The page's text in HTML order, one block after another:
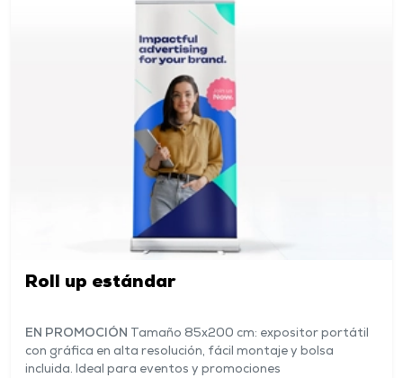
Roll up estándar
EN PROMOCIÓN Tamaño 85x200 cm: expositor portátil
con gráfica en alta resolución, fácil montaje y bolsa
incluida. Ideal para eventos y promociones